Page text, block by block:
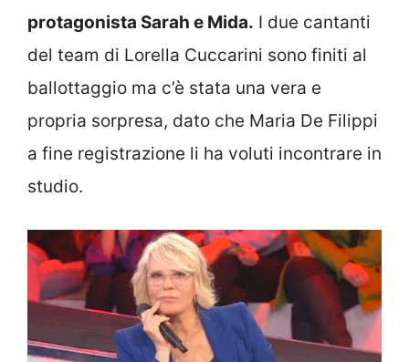
protagonista Sarah e Mida. I due cantanti
del team di Lorella Cuccarini sono finiti al
ballottaggio ma c’è stata una vera e
propria sorpresa, dato che Maria De Filippi
a fine registrazione li ha voluti incontrare in
studio.